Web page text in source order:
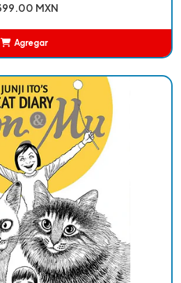
MXN
Agregar